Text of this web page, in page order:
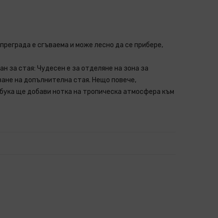
е сгъваема и може лесно да се прибере,
за стая: Чудесен е за отделяне на зона за
на допълнителна стая. Нещо повече,
ще добави нотка на тропическа атмосфера към